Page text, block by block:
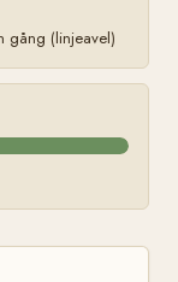
gång (linjeavel)